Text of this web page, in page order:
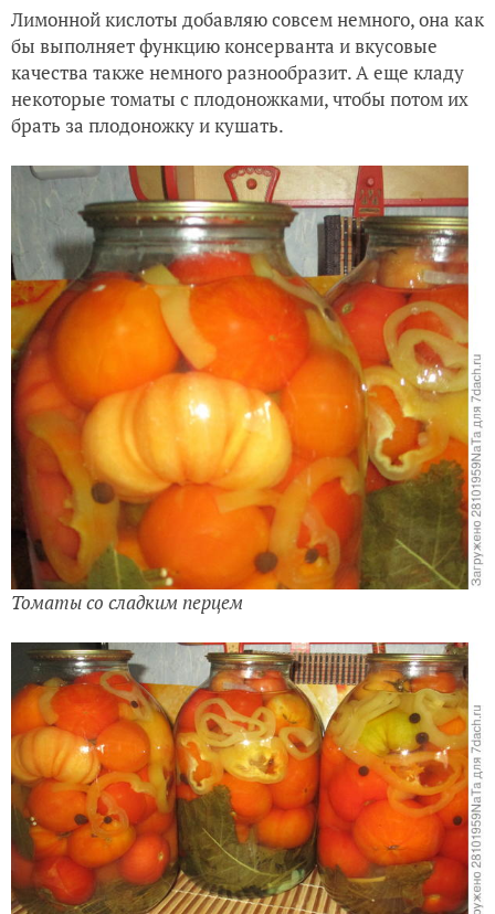
Укрываем банки с томатами
Лимонной кислоты добавляю совсем немного, она как
бы выполняет функцию консерванта и вкусовые
качества также немного разнообразит. А еще кладу
некоторые томаты с плодоножками, чтобы потом их
брать за плодоножку и кушать.
Томаты со сладким перцем